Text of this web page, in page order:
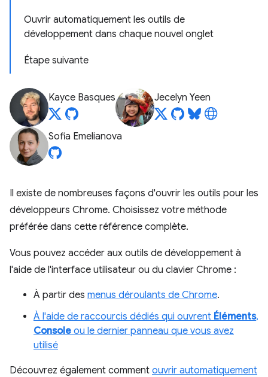
Ouvrir automatiquement les outils de
développement dans chaque nouvel onglet
Étape suivante
Kayce Basques Jecelyn Yeen
Sofia Emelianova
Il existe de nombreuses façons d'ouvrir les outils pour les
développeurs Chrome. Choisissez votre méthode
préférée dans cette référence complète.
Vous pouvez accéder aux outils de développement à
l'aide de l'interface utilisateur ou du clavier Chrome :
À partir des menus déroulants de Chrome.
À l'aide de raccourcis dédiés qui ouvrent Éléments,
Console ou le dernier panneau que vous avez
utilisé
Découvrez également comment ouvrir automatiquement